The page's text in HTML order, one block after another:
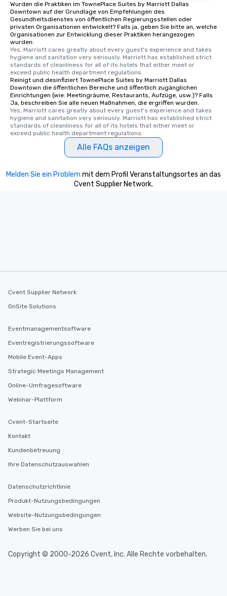
Wurden die Praktiken im TownePlace Suites by Marriott Dallas
Downtown auf der Grundlage von Empfehlungen des
Gesundheitsdienstes von öffentlichen Regierungsstellen oder
privaten Organisationen entwickelt? Falls ja, geben Sie bitte an, welche
Organisationen zur Entwicklung dieser Praktiken herangezogen
wurden:
Yes, Marriott cares greatly about every guest's experience and takes
hygiene and sanitation very seriously. Marriott has established strict
standards of cleanliness for all of its hotels that either meet or
exceed public health department regulations.
Reinigt und desinfiziert TownePlace Suites by Marriott Dallas
Downtown die öffentlichen Bereiche und öffentlich zugänglichen
Einrichtungen (wie: Meetingräume, Restaurants, Aufzüge, usw.)? Falls
Ja, beschreiben Sie alle neuen Maßnahmen, die ergriffen wurden.
Yes, Marriott cares greatly about every guest's experience and takes
hygiene and sanitation very seriously. Marriott has established strict
standards of cleanliness for all of its hotels that either meet or
exceed public health department regulations.
Alle FAQs anzeigen
Melden Sie ein Problem mit dem Profil Veranstaltungsortes an das
Cvent Supplier Network.
Cvent Supplier Network
OnSite Solutions
Eventmanagementsoftware
Eventregistrierungssoftware
Mobile Event-Apps
Strategic Meetings Management
Online-Umfragesoftware
Webinar-Plattform
Cvent-Startseite
Kontakt
Kundenbetreuung
Ihre Datenschutzauswahlen
Datenschutzrichtlinie
Produkt-Nutzungsbedingungen
Website-Nutzungsbedingungen
Werben Sie bei uns
Copyright © 2000-2026 Cvent, Inc. Alle Rechte vorbehalten.